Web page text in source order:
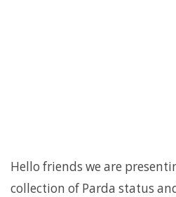
Hello friends we are
collection of Parda status